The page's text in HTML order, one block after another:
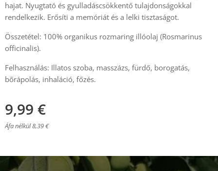
hajat. Nyugtató és gyulladáscsökkentő tulajdonságokkal
rendelkezik. Erősíti a memóriát és a lelki tisztaságot.
Összetétel: 100% organikus rozmaring illóolaj (Rosmarinus
officinalis).
Felhasználás: Illatos szoba, masszázs, fürdő, borogatás,
bőrápolás, inhaláció, főzés.
9,99 €
Áfa nélkül 8,39 €